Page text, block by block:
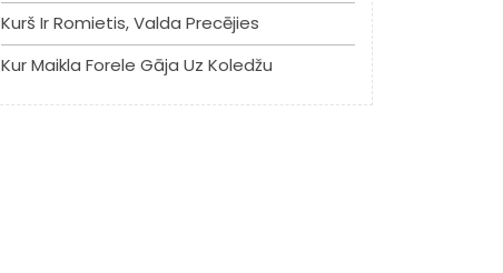
Kurš Ir Romietis, Valda Precējies
Kur Maikla Forele Gāja Uz Koledžu